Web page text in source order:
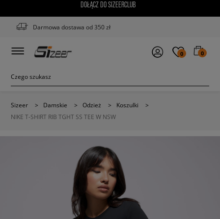
DOŁĄCZ DO SIZEERCLUB
Darmowa dostawa od 350 zł
0 0
Sizeer > Damskie > Odzież > Koszulki
>
NIKE T-SHIRT RIB TGHT SS TEE W NSW